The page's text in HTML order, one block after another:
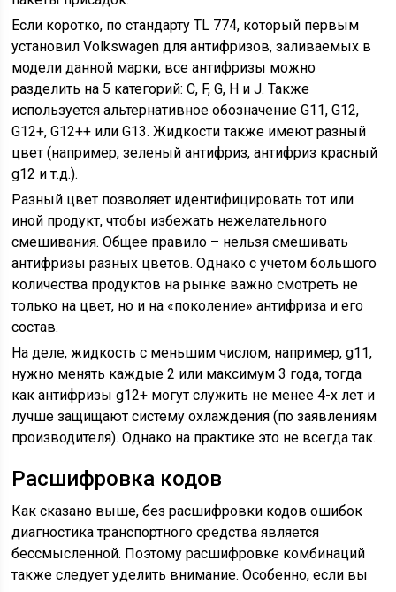
Если коротко, по стандарту TL 774, который первым
установил Volkswagen для антифризов, заливаемых в
модели данной марки, все антифризы можно
разделить на 5 категорий: C, F, G, H и J. Также
используется альтернативное обозначение G11, G12,
G12+, G12++ или G13. Жидкости также имеют разный
цвет (например, зеленый антифриз, антифриз красный
g12 и т.д.).
Разный цвет позволяет идентифицировать тот или
иной продукт, чтобы избежать нежелательного
смешивания. Общее правило – нельзя смешивать
антифризы разных цветов. Однако с учетом большого
количества продуктов на рынке важно смотреть не
только на цвет, но и на «поколение» антифриза и его
состав.
На деле, жидкость с меньшим числом, например, g11,
нужно менять каждые 2 или максимум 3 года, тогда
как антифризы g12+ могут служить не менее 4-х лет и
лучше защищают систему охлаждения (по заявлениям
производителя). Однако на практике это не всегда так.
Расшифровка кодов
Как сказано выше, без расшифровки кодов ошибок
диагностика транспортного средства является
бессмысленной. Поэтому расшифровке комбинаций
также следует уделить внимание. Особенно, если вы